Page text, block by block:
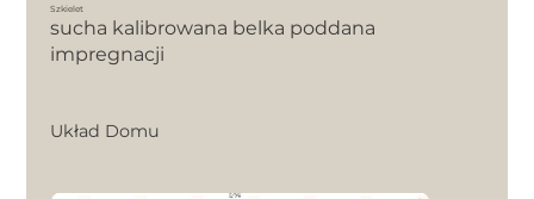
Szkielet
sucha kalibrowana belka poddana
impregnacji
Układ Domu